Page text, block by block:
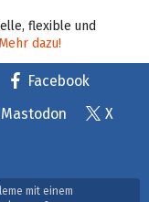
flexible und
Mehr dazu!
Facebook
Mastodon
X
mit einem